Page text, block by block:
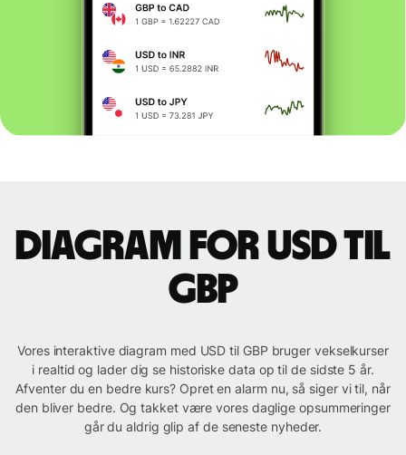
Diagram for USD til
GBP
Vores interaktive diagram med USD til GBP bruger vekselkurser
i realtid og lader dig se historiske data op til de sidste 5 år.
Afventer du en bedre kurs? Opret en alarm nu, så siger vi til, når
den bliver bedre. Og takket være vores daglige opsummeringer
går du aldrig glip af de seneste nyheder.